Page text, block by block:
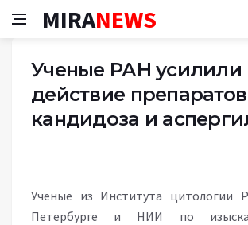
MIRANEWS
Ученые РАН усилили
действие
кандидоза и
Ученые из Института цитологии
Петербурге и НИИ по